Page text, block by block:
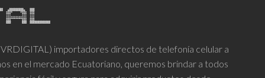
importadores directos de telefonía celular a
en el mercado Ecuatoriano, queremos brindar a todos